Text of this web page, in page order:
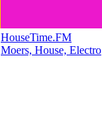
HouseTime.FM
Moers, House, Electro